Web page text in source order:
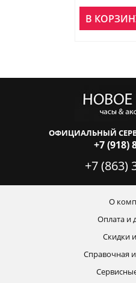
В
ОФИЦИАЛЬНЫЙ
+7 (918)
+7 (863)
О
Оплата и
Скидки
Справочная